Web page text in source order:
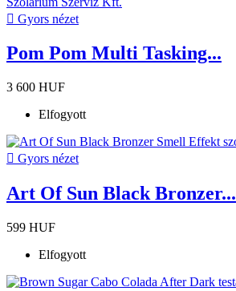
 Gyors nézet
Pom Pom Multi Tasking...
3 600 HUF
Elfogyott
 Gyors nézet
Art Of Sun Black Bronzer...
599 HUF
Elfogyott